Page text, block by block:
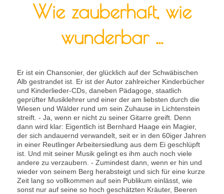
Wie zauberhaft, wie
wunderbar ...
Er ist ein Chansonier, der glücklich auf der Schwäbischen
Alb gestrandet ist. Er ist der Autor zahlreicher Kinderbücher
und Kinderlieder-CDs, daneben Pädagoge, staatlich
geprüfter Musiklehrer und einer der am liebsten durch die
Wiesen und Wälder rund um sein Zuhause in Lichtenstein
streift. - Ja, wenn er nicht zu seiner Gitarre greift. Denn
dann wird klar: Eigentlich ist Bernhard Haage ein Magier,
der sich andauernd verwandelt, seit er in den 60iger Jahren
in einer Reutlinger Arbeitersiedlung aus dem Ei geschlüpft
ist. Und mit seiner Musik gelingt es ihm auch noch viele
andere zu verzaubern. - Zumindest dann, wenn er hin und
wieder von seinem Berg herabsteigt und sich für eine kurze
Zeit lang so vollkommen auf sein Publikum einlässt, wie
sonst nur auf seine so hoch geschätzten Kräuter, Beeren